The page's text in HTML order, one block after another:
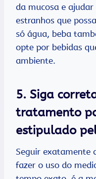
da mucosa e
estranhos que
só água, beba
opte por bebidas
ambiente.
5. Siga
tratamento
estipulado
Seguir exatamente
fazer o uso do